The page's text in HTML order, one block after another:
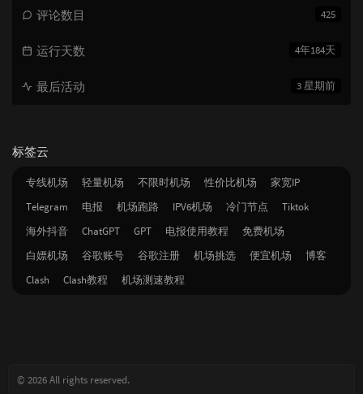
425
评论数目
4年184天
运行天数
3 星期前
最后活动
标签云
专线机场 轻量机场 不限时机场 性价比机场
家宽IP
Telegram
电报 机场跑路 IPV6机场 冷门节点
Tiktok
海外抖音
ChatGPT GPT 电报使用教程
免费机场
白嫖机场
谷歌账号 谷歌注册 机场挑选 便宜机场
博客
Clash
Clash教程 机场测速教程
© 2026 All rights reserved.